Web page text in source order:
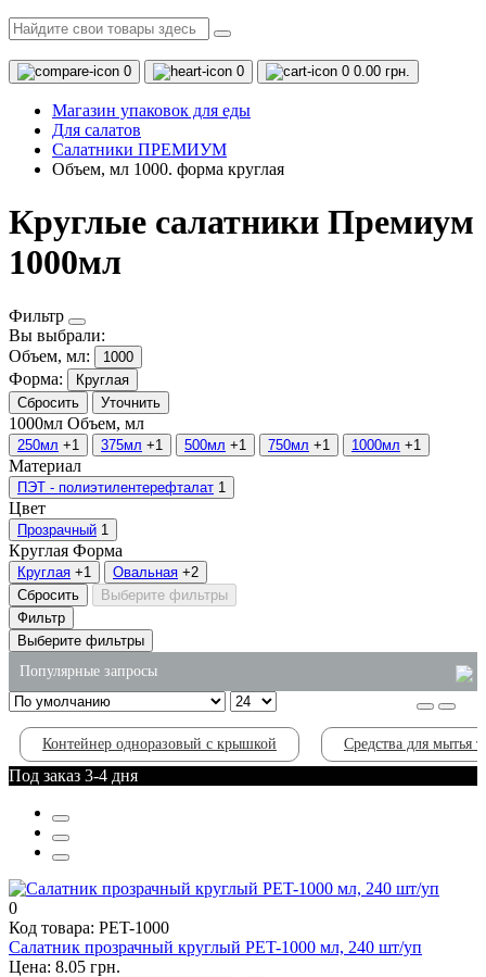
0 0 0 0.00 грн.
Магазин упаковок для еды
Для салатов
Салатники ПРЕМИУМ
Объем, мл 1000. форма круглая
Круглые салатники Премиум
1000мл
Фильтр
Вы выбрали:
Объем, мл:
1000
Форма:
Круглая
Сбросить
Уточнить
1000мл Объем, мл
250мл +1 375мл +1 500мл +1 750мл +1 1000мл +1
Материал
ПЭТ - полиэтилентерефталат 1
Цвет
Прозрачный 1
Круглая Форма
Круглая +1 Овальная +2
Сбросить
Выберите фильтры
Фильтр
Выберите фильтры
Популярные запросы
контейнеры для продуктов одноразовые
пакеты бумажные с ручками
моющие жидкости
крафтовые пакеты заказать киев
товары хозяйственные
средство для очистки туалета
Контейнер одноразовый с крышкой Средства для мытья
Под заказ 3-4 дня
0
Код товара: PET-1000
Салатник прозрачный круглый PET-1000 мл, 240 шт/уп
Цена: 8.05 грн.